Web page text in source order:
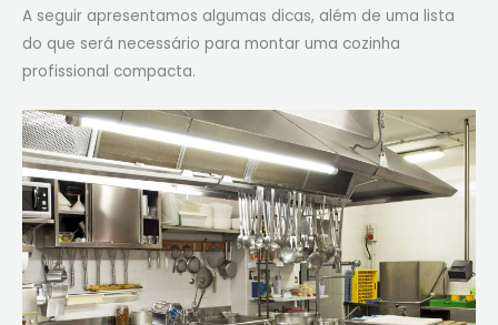
A seguir apresentamos algumas dicas, além de uma lista
do que será necessário para montar uma cozinha
profissional compacta.